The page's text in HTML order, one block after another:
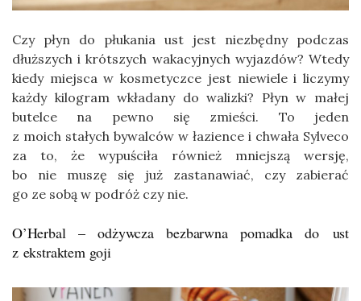
Czy płyn do płukania ust jest niezbędny podczas
dłuższych i krótszych wakacyjnych wyjazdów? Wtedy
kiedy miejsca w kosmetyczce jest niewiele i liczymy
każdy kilogram wkładany do walizki? Płyn w małej
butelce na pewno się zmieści. To jeden
z moich stałych bywalców w łazience i chwała Sylveco
za to, że wypuściła również mniejszą wersję,
bo nie muszę się już zastanawiać, czy zabierać
go ze sobą w podróż czy nie.
O’Herbal – odżywcza bezbarwna pomadka do ust
z ekstraktem goji